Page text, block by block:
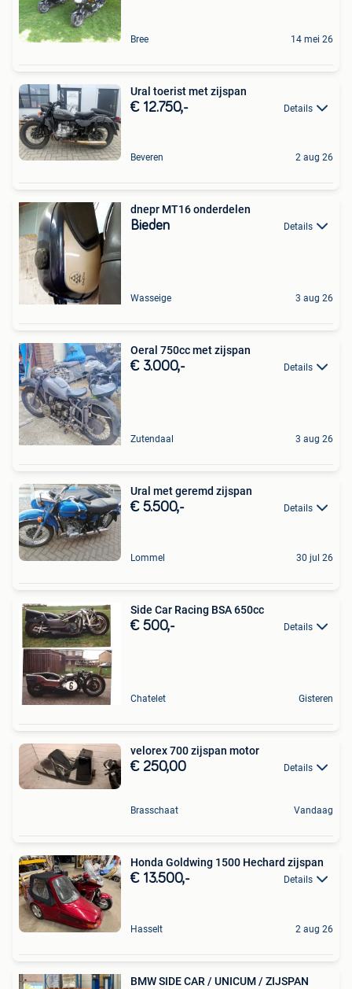
Bree 14 mei 26
Ural toerist met zijspan
€ 12.750,- Details
Beveren 2 aug 26
dnepr MT16 onderdelen
Bieden Details
Wasseige 3 aug 26
Oeral 750cc met zijspan
€ 3.000,- Details
Zutendaal 3 aug 26
Ural met geremd zijspan
€ 5.500,- Details
Lommel 30 jul 26
Side Car Racing BSA 650cc
€ 500,- Details
Chatelet Gisteren
velorex 700 zijspan motor
€ 250,00 Details
Brasschaat Vandaag
Honda Goldwing 1500 Hechard zijspan
€ 13.500,- Details
Hasselt 2 aug 26
BMW SIDE CAR / UNICUM / ZIJSPAN